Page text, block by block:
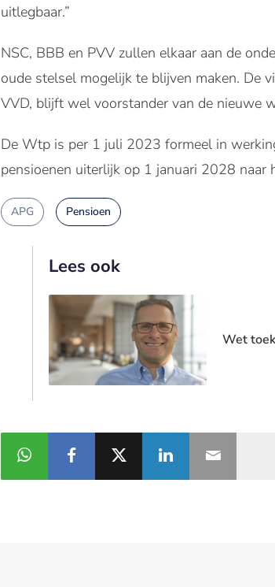
uitlegbaar.”
NSC, BBB en PVV zullen elkaar aan de
oude stelsel mogelijk te blijven maken. De
VVD, blijft wel voorstander van de nieuwe
De Wtp is per 1 juli 2023 formeel in
pensioenen uiterlijk op 1 januari 2028 naar
APG Pensioen
Lees ook
Wet